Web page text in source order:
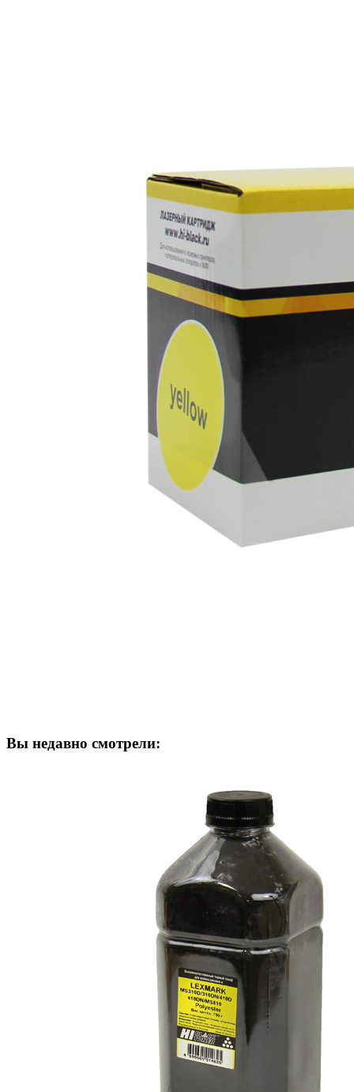
Вы недавно смотрели: